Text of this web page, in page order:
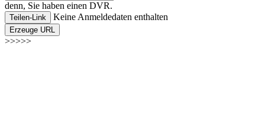
denn, Sie haben einen DVR.
Teilen-Link Keine Anmeldedaten enthalten
Erzeuge URL
>>>>>